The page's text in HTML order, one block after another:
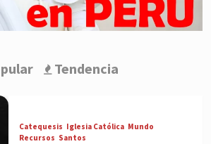
Tendencia
Catequesis Iglesia Católica Mundo
Recursos Santos